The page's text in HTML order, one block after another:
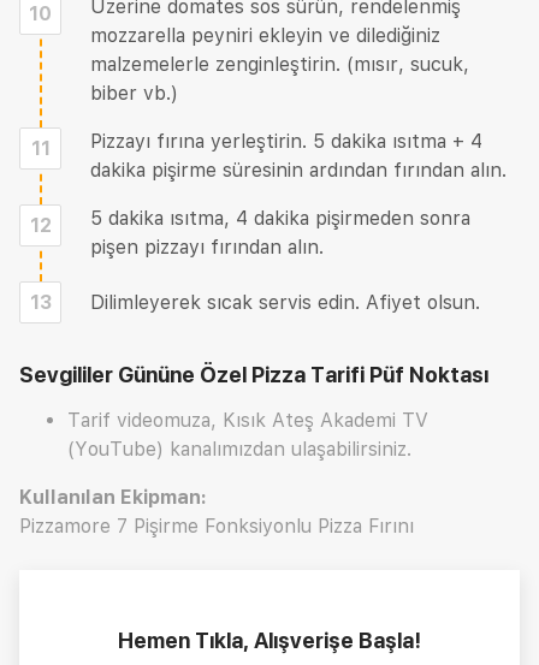
10
Üzerine domates sos sürün, rendelenmiş
mozzarella peyniri ekleyin ve dilediğiniz
malzemelerle zenginleştirin. (mısır, sucuk,
biber vb.)
11
Pizzayı fırına yerleştirin. 5 dakika ısıtma + 4
dakika pişirme süresinin ardından fırından alın.
12
5 dakika ısıtma, 4 dakika pişirmeden sonra
pişen pizzayı fırından alın.
13 Dilimleyerek sıcak servis edin. Afiyet olsun.
Sevgililer Gününe Özel Pizza Tarifi Püf Noktası
Tarif videomuza, Kısık Ateş Akademi TV
(YouTube) kanalımızdan ulaşabilirsiniz.
Kullanılan Ekipman:
Pizzamore 7 Pişirme Fonksiyonlu Pizza Fırını
Hemen Tıkla, Alışverişe Başla!